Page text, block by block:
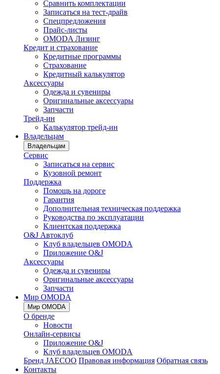
Сравнить комплектации
Записаться на тест-драйв
Cпецпредложения
Прайс-листы
OMODA Лизинг
Кредит и страхование
Кредитные программы
Страхование
Кредитный калькулятор
Аксессуары
Одежда и сувениры
Оригинальные аксессуары
Запчасти
Трейд-ин
Калькулятор трейд-ин
Владельцам
Владельцам
Сервис
Записаться на сервис
Кузовной ремонт
Поддержка
Помощь на дороге
Гарантия
Дополнительная техническая поддержка
Руководства по эксплуатации
Клиентская поддержка
O&J Автоклуб
Клуб владельцев OMODA
Приложение O&J
Аксессуары
Одежда и сувениры
Оригинальные аксессуары
Запчасти
Мир OMODA
Мир OMODA
О бренде
Новости
Онлайн-сервисы
Приложение O&J
Клуб владельцев OMODA
Бренд JAECOO Правовая информация Обратная связь
Контакты